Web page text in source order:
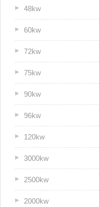
48kw
60kw
72kw
75kw
90kw
96kw
120kw
3000kw
2500kw
2000kw